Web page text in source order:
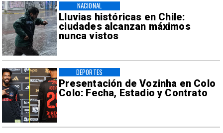
Lluvias históricas en Chile:
ciudades alcanzan máximos
nunca vistos
NACIONAL
Presentación de Vozinha en Colo
Colo: Fecha, Estadio y Contrato
DEPORTES